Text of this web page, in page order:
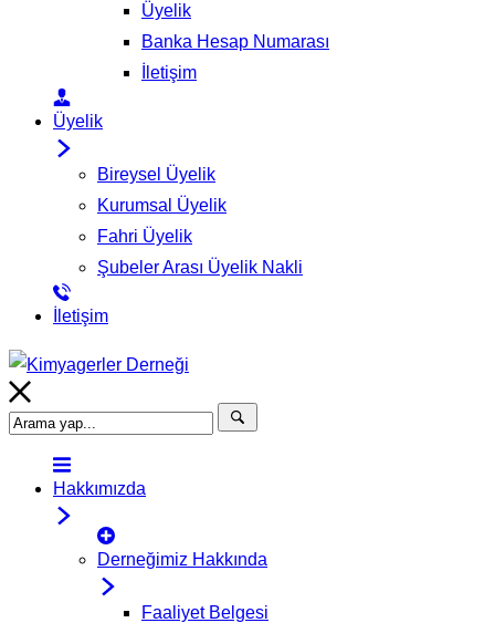
Üyelik
Banka Hesap Numarası
İletişim
Üyelik
Bireysel Üyelik
Kurumsal Üyelik
Fahri Üyelik
Şubeler Arası Üyelik Nakli
İletişim
Hakkımızda
Derneğimiz Hakkında
Faaliyet Belgesi